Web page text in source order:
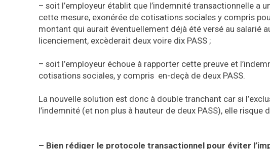
– soit l’employeur établit que l’indemnité transactionnelle a
cette mesure, exonérée de cotisations sociales y compris
montant qui aurait éventuellement déjà été versé au salarié
licenciement, excèderait deux voire dix PASS ;
– soit l’employeur échoue à rapporter cette preuve et
cotisations sociales, y compris en-deçà de deux PASS.
La nouvelle solution est donc à double tranchant car si
l’indemnité (et non plus à hauteur de deux PASS), elle
– Bien rédiger le protocole transactionnel pour éviter